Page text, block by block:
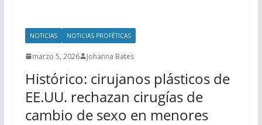
NOTICIAS NOTICIAS PROFÉTICAS
marzo 5, 2026 Johanna Bates
Histórico: cirujanos plásticos de
EE.UU. rechazan cirugías de
cambio de sexo en menores